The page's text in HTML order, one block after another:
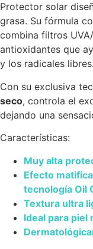
Protector solar
grasa. Su fórmula
combina filtros
antioxidantes que
y los radicales libres.
Con su exclusiva
seco, controla el
dejando una
Características:
Muy alta
Efecto
tecnología Oil
Textura ultra
Ideal para piel